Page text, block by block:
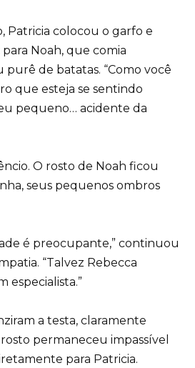
Patricia colocou o garfo e
Noah, que comia
purê de batatas. “Como você
que esteja se sentindo
pequeno… acidente da
O rosto de Noah ficou
seus pequenos ombros
é preocupante,” continuou
“Talvez Rebecca
especialista.”
a testa, claramente
permaneceu impassível
para Patricia.